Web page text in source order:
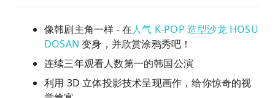
像韩剧主角一样 - 在人气 K-POP 造型沙龙 HOSU
DOSAN 变身，并欣赏涂鸦秀吧！
连续三年观看人数第一的韩国公演
利用 3D 立体投影技术呈现画作，给你惊奇的视